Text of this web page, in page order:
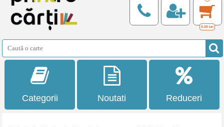
0,00 Lei
Categorii Noutati Reduceri